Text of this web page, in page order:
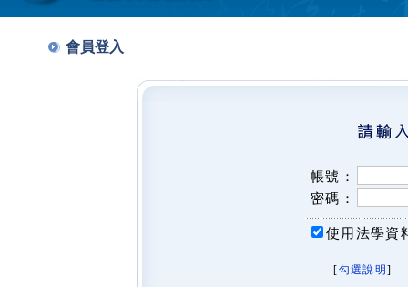
會員登入
帳號：
密碼：
使用法學資
[勾選說明 ]